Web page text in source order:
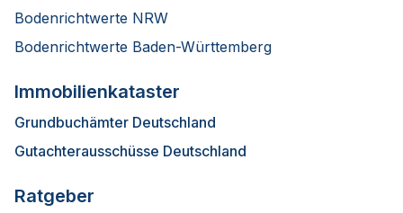
Bodenrichtwerte NRW
Bodenrichtwerte Baden-Württemberg
Immobilienkataster
Grundbuchämter Deutschland
Gutachterausschüsse Deutschland
Ratgeber